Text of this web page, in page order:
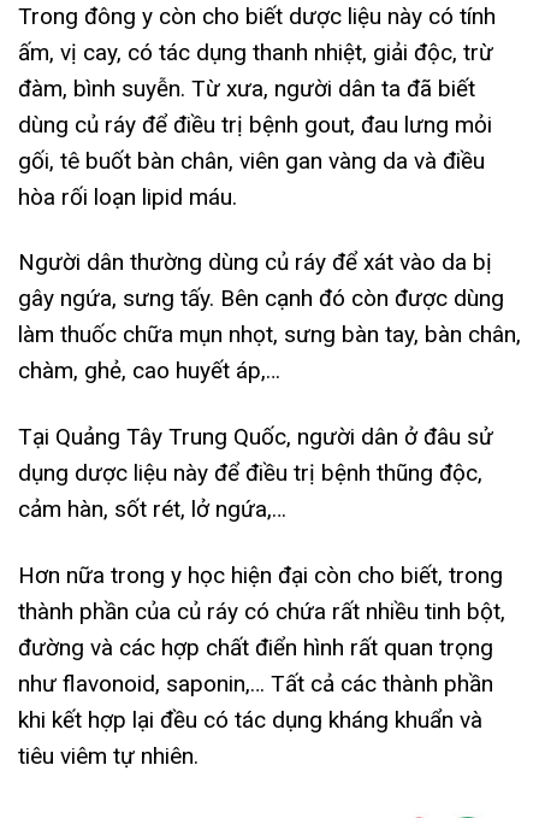
Trong đông y còn cho biết dược liệu này có tính
ấm, vị cay, có tác dụng thanh nhiệt, giải độc, trừ
đàm, bình suyễn. Từ xưa, người dân ta đã biết
dùng củ ráy để điều trị bệnh gout, đau lưng mỏi
gối, tê buốt bàn chân, viên gan vàng da và điều
hòa rối loạn lipid máu.
Người dân thường dùng củ ráy để xát vào da bị
gây ngứa, sưng tấy. Bên cạnh đó còn được dùng
làm thuốc chữa mụn nhọt, sưng bàn tay, bàn chân,
chàm, ghẻ, cao huyết áp,…
Tại Quảng Tây Trung Quốc, người dân ở đâu sử
dụng dược liệu này để điều trị bệnh thũng độc,
cảm hàn, sốt rét, lở ngứa,…
Hơn nữa trong y học hiện đại còn cho biết, trong
thành phần của củ ráy có chứa rất nhiều tinh bột,
đường và các hợp chất điển hình rất quan trọng
như flavonoid, saponin,… Tất cả các thành phần
khi kết hợp lại đều có tác dụng kháng khuẩn và
tiêu viêm tự nhiên.